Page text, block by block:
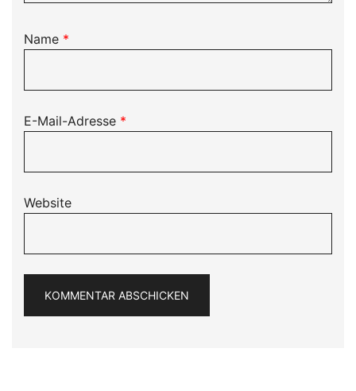
Name *
E-Mail-Adresse *
Website